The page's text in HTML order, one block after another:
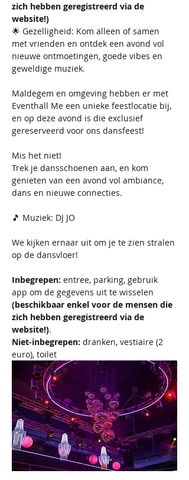
zich hebben geregistreerd via de
website!)
🌟 Gezelligheid: Kom alleen of samen
met vrienden en ontdek een avond vol
nieuwe ontmoetingen, goede vibes en
geweldige muziek.
Maldegem en omgeving hebben er met
Eventhall Me een unieke feestlocatie bij,
en op deze avond is die exclusief
gereserveerd voor ons dansfeest!
Mis het niet!
Trek je dansschoenen aan, en kom
genieten van een avond vol ambiance,
dans en nieuwe connecties.
🎵 Muziek: DJ JO
We kijken ernaar uit om je te zien stralen
op de dansvloer!
Inbegrepen: entree, parking, gebruik
app om de gegevens uit te wisselen
(beschikbaar enkel voor de mensen die
zich hebben geregistreerd via de
website!).
Niet-inbegrepen: dranken, vestiaire (2
euro), toilet